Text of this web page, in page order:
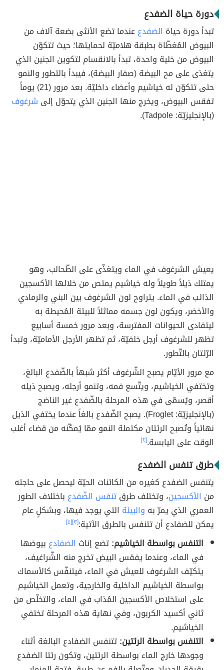
دورة حياة الضفدع
تبدأ دورة حياة الضفدععندما تضع الأنثى بضعة آلاف من
البيوض المُغطّاة بطبقة هلاميّة لحمايتها؛ حيث تتكوّن
البيوض من خلية واحدة، تبدأ بالانقسام لتكوين الجنين الذي
يتغذى على مح البيضة (صفار البيضة)، فيبدأ بالتطور والنمو
حتى تتكوّن له خياشيم وأعضاء داخليّة. بعد مرور (21) يوماً
تفقس البيوض، ويخرج منها الجنين الذي يتحوّل إلى شرغوف
(بالإنجليزيّة: Tadpole).
يعيش الشرغوف في الماء ويتغذّى على الطّحالب، وهو
يمتلك ذيلاً طويلاً وله خياشيم يمتص من خلالها الأكسجين
الذائب في الماء. يتراوح لون الشرغوف بين البني والرمادي
والأخضر، ويكون لون جسمه مماثلاً للبيئة المُحيطة به
ليتفادى الحيوانات المفترسة، وبعد مرور خمسة أسابيع
تظهر للشرغوف أرجل خلفيّة، ثم تظهر الأرجل الأماميّة، وتبدأ
الرّئتان بالتّطور.
مع مرور الأيّام يصبح الشّرغوف أكثر شبهاً بالضّفدع البالغ،
وتختفي الخياشيم، ويتّسع فمه، وتنمو أرجله، ويصبح ذيله
أقصر، ويُسمّى في هذه المرحلة بالضّفدع غير الناضج
(بالإنجليزيّة: Froglet). يصبح الضّفدع بالغاً عندما يختفي الذيل
نهائياً وتُصبح الرئتان مكتملة النمو ممّا يُمكّنه من قضاء أغلب
الوقت على اليابسة.[٢]
طرق تنفس الضفدع
يتنفس الضفدع كغيره من الكائنات الحيّة ليحصل على حاجته
من الأكسجين، وتختلف طرقتنفس الضّفدع باختلاف الطور
العمري الذي يمرّ به والبيئة التي يوجد فيها، وبشكلٍ عام
يمكن للضفادع أن تتنفس بالطرق الآتية:[٣] [٤]
التنفس بواسطة الخياشيم:تضع إناث الضفادع بيوضها
في الماء، وعندما يفقس البيض تخرج منه الشّراغيف،
يتكيّف الشرغوف للعيش في الماء، فيتنفّس كالأسماك
بواسطة الخياشيم الداخلية والخارجية، وتعمل الخياشيم
على استخلاص الأكسجين المُذاب في الماء، والتخلّص من
ثاني أكسيد الكربون، وفي نهاية هذه المرحلة تختفي
الخياشيم.
التنفس بواسطة الرئتين:تتنفس الضفادع البالغة أثناء
وجودها خارج الماء بواسطة الرئتين، وتكون رئتا الضفدع